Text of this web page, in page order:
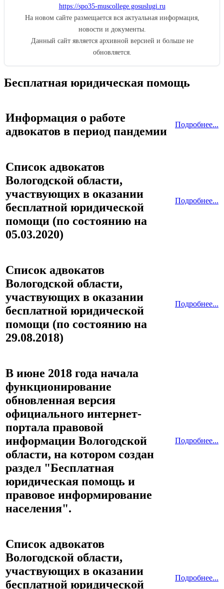
https://spo35-muscollege.gosuslugi.ru
На новом сайте размещается вся актуальная информация,
новости и документы.
Данный сайт является архивной версией и больше не
обновляется.
Бесплатная юридическая помощь
Информация о работе
адвокатов в период пандемии
Подробнее...
Список адвокатов
Вологодской области,
участвующих в оказании
бесплатной юридической
помощи (по состоянию на
05.03.2020)
Подробнее...
Список адвокатов
Вологодской области,
участвующих в оказании
бесплатной юридической
помощи (по состоянию на
29.08.2018)
Подробнее...
В июне 2018 года начала
функционирование
обновленная версия
официального интернет-
портала правовой
информации Вологодской
области, на котором создан
раздел "Бесплатная
юридическая помощь и
правовое информирование
населения".
Подробнее...
Список адвокатов
Вологодской области,
участвующих в оказании
бесплатной юридической
Подробнее...